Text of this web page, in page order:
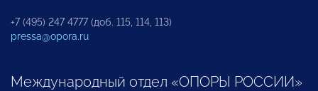
+7 (495) 247 4777 (доб. 115, 114, 113)
pressa@opora.ru
Международный отдел «ОПОРЫ РОССИИ»